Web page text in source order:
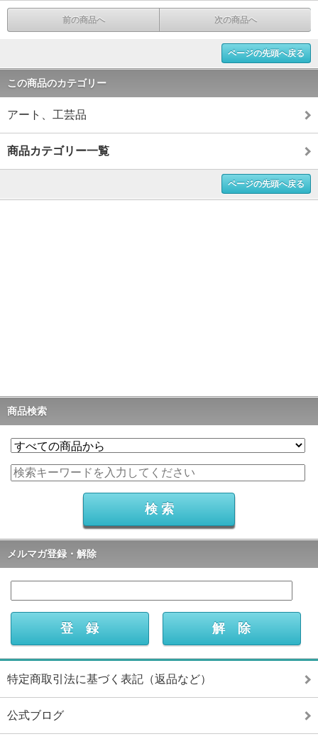
前の商品へ 次の商品へ
ページの先頭へ戻る
この商品のカテゴリー
アート、工芸品
商品カテゴリー一覧
ページの先頭へ戻る
商品検索
メルマガ登録・解除
特定商取引法に基づく表記（返品など）
公式ブログ